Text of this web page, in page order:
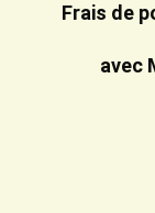
Frais de
avec